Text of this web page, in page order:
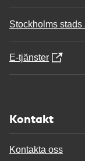
Stockholms
E-tjänster
Kontakt
Kontakta oss